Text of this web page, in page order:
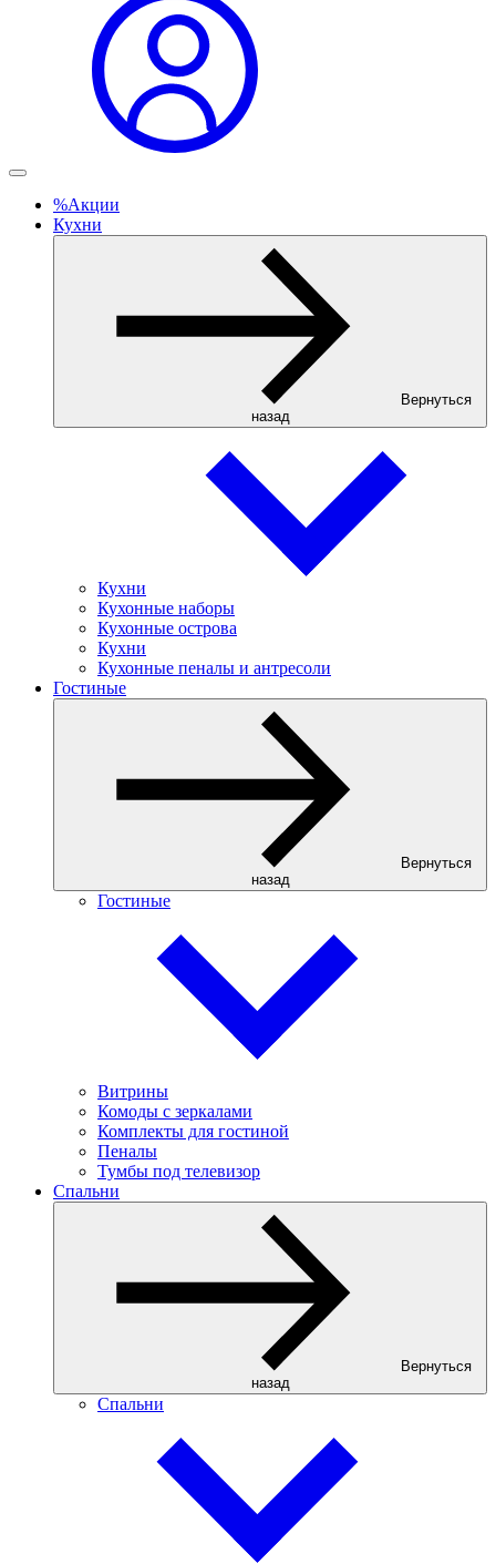
%Акции
Кухни
Вернуться
назад
Кухни
Кухонные наборы
Кухонные острова
Кухни
Кухонные пеналы и антресоли
Гостиные
Вернуться
назад
Гостиные
Витрины
Комоды с зеркалами
Комплекты для гостиной
Пеналы
Тумбы под телевизор
Спальни
Вернуться
назад
Спальни